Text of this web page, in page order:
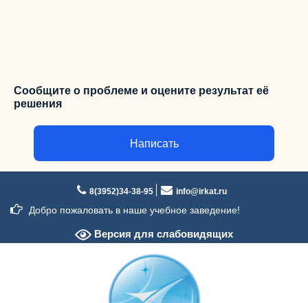
Сообщите о проблеме и оцените результат её
решения
Написать
содержимому
8(3952)34-38-95 info@irkat.ru
Добро пожаловать в наше учебное заведение!
Версия для слабовидящих